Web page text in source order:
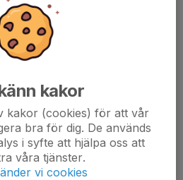
kakor
kakor (cookies) för att vår
bra för dig. De används
i syfte att hjälpa oss att
våra tjänster.
vi cookies